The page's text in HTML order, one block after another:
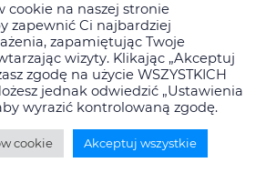
O nas
Misja i wizja
Dedykowane rozwiązania
Kontakt Polityka prywatności
cookie na naszej stronie
zapewnić Ci najbardziej
zapamiętując Twoje
wizyty. Klikając „Akceptuj
zgodę na użycie WSZYSTKICH
jednak odwiedzić „Ustawienia
wyrazić kontrolowaną zgodę.
cookie Akceptuj wszystkie